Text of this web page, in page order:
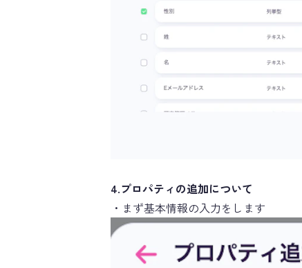
4.プロパティの追加について
・まず基本情報の入力をします